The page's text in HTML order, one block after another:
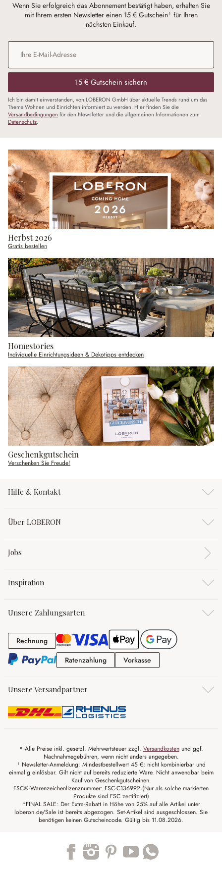
Wenn Sie erfolgreich das Abonnement bestätigt haben, erhalten Sie
mit Ihrem ersten Newsletter einen 15 € Gutschein¹ für Ihren
nächsten Einkauf.
E-Mail-Adresse
15 € Gutschein sichern
Ich bin damit einverstanden, von LOBERON GmbH über aktuelle Trends rund um das
Thema Wohnen und Einrichten informiert zu werden. Hier finden Sie die
Versandbedingungen für den Newsletter und die allgemeinen Informationen zum
Datenschutz.
Herbst 2026
Gratis bestellen
Homestories
Individuelle Einrichtungsideen & Dekotipps entdecken
Geschenkgutschein
Verschenken Sie Freude!
Hilfe & Kontakt
Über LOBERON
Jobs
Inspiration
Unsere Zahlungsarten
RechnungRechnung
RatenzahlungRatenzahlung
Vorkasse
Unsere Versandpartner
* Alle Preise inkl. gesetzl. Mehrwertsteuer zzgl. Versandkostenund ggf.
Nachnahmegebühren, wenn nicht anders angegeben.
¹ Newsletter-Anmeldung: Mindestbestellwert 45 €; nicht kombinierbar und
einmalig einlösbar. Gilt nicht auf bereits reduzierte Ware. Nicht anwendbar beim
Kauf von Geschenkgutscheinen.
FSC®-Warenzeichenlizenznummer: FSC-C136992 (Nur als solche markierten
Produkte sind FSC zertifiziert)
*FINAL SALE: Der Extra-Rabatt in Höhe von 25% auf alle Artikel unter
loberon.de/Sale ist bereits abgezogen. Set-Artikel sind ausgeschlossen. Sie
benötigen keinen Gutscheincode. Gültig bis 11.08.2026.